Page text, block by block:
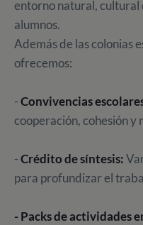
entorno natural, cultural
alumnos.
Además de las colonias
ofrecemos:
-Convivencias
cooperación, cohesión y
-Crédito de síntesis:
para profundizar el
- Packs de actividades